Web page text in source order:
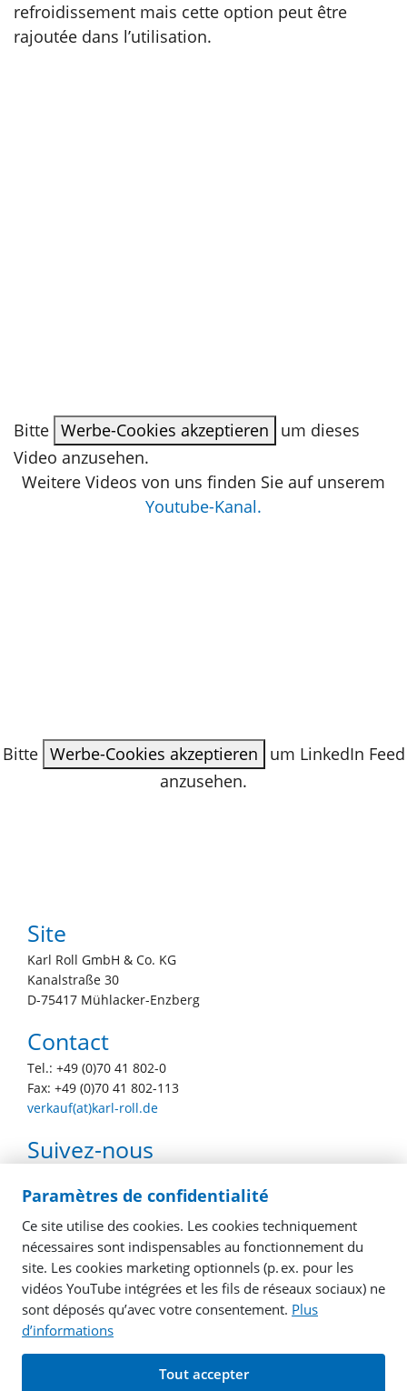
refroidissement mais cette option peut être
rajoutée dans l’utilisation.
Bitte Werbe-Cookies akzeptieren
um dieses
Video anzusehen.
Weitere Videos von uns finden Sie auf unserem
Youtube-Kanal.
Bitte Werbe-Cookies akzeptieren
um LinkedIn Feed
anzusehen.
Site
Karl Roll GmbH & Co. KG
Kanalstraße 30
D-75417 Mühlacker-Enzberg
Contact
Tel.: +49 (0)70 41 802-0
Fax: +49 (0)70 41 802-113
verkauf(at)karl-roll.de
Suivez-nous
youtube
facebook
linkedin
instagram
© 2026 Karl Roll GmbH & Co. KG. designed by
Paramètres de confidentialité
Ce site utilise des cookies. Les cookies techniquement
nécessaires sont indispensables au fonctionnement du
site. Les cookies marketing optionnels (p. ex. pour les
vidéos YouTube intégrées et les fils de réseaux sociaux) ne
sont déposés qu’avec votre consentement. Plus
d’informations
Tout accepter